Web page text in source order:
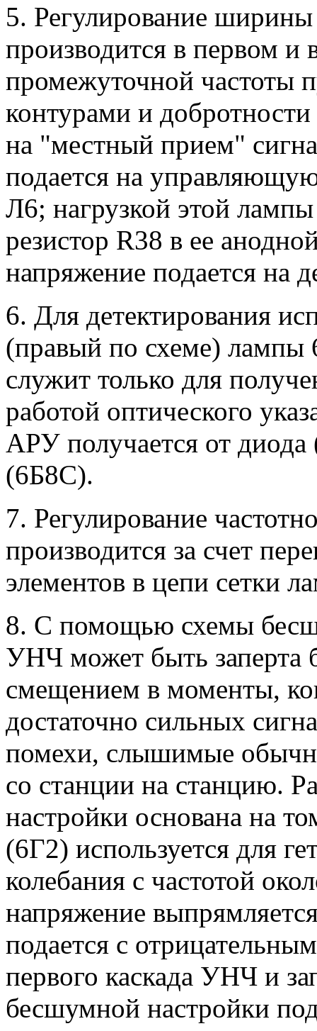
5. Регулирование
производится в первом и
промежуточной частоты
контурами и
на "местный прием"
подается на
Л6; нагрузкой этой
резистор R38 в ее
напряжение подается на
6. Для детектирования
(правый по схеме) лампы
служит только для
работой оптического
АРУ получается от
(6Б8С).
7. Регулирование
производится за счет
элементов в цепи сетки
8. С помощью схемы
УНЧ может быть заперта
смещением в моменты,
достаточно сильных
помехи, слышимые
со станции на станцию.
настройки основана на
(6Г2) используется для
колебания с частотой
напряжение
подается с
первого каскада УНЧ и
бесшумной настройки